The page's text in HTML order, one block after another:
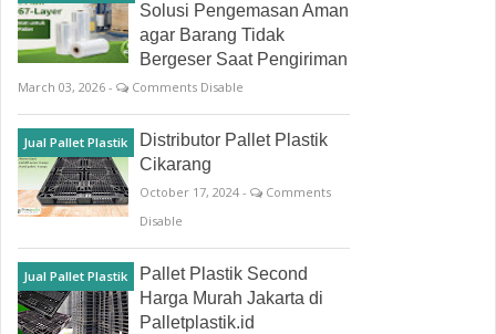
Solusi Pengemasan Aman
agar Barang Tidak
Bergeser Saat Pengiriman
March 03, 2026 - Comments Disable
Jual Pallet Plastik
Distributor Pallet Plastik
Cikarang
October 17, 2024 -
Comments
Disable
Jual Pallet Plastik
Pallet Plastik Second
Harga Murah Jakarta di
Palletplastik.id